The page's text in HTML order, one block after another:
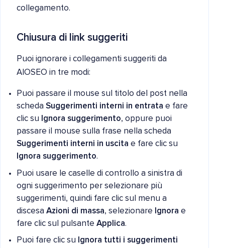
collegamento.
Chiusura di link suggeriti
Puoi ignorare i collegamenti suggeriti da
AIOSEO in tre modi:
Puoi passare il mouse sul titolo del post nella
scheda Suggerimenti interni in entrata e fare
clic su Ignora suggerimento, oppure puoi
passare il mouse sulla frase nella scheda
Suggerimenti interni in uscita e fare clic su
Ignora suggerimento.
Puoi usare le caselle di controllo a sinistra di
ogni suggerimento per selezionare più
suggerimenti, quindi fare clic sul menu a
discesa Azioni di massa, selezionare Ignora e
fare clic sul pulsante Applica.
Puoi fare clic su Ignora tutti i suggerimenti